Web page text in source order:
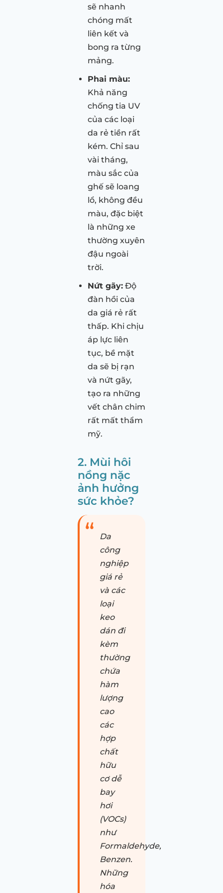
sẽ nhanh
chóng mất
liên kết và
bong ra từng
mảng.
Phai màu:
Khả năng
chống tia UV
của các loại
da rẻ tiền rất
kém. Chỉ sau
vài tháng,
màu sắc của
ghế sẽ loang
lổ, không đều
màu, đặc biệt
là những xe
thường xuyên
đậu ngoài
trời.
Nứt gãy: Độ
đàn hồi của
da giá rẻ rất
thấp. Khi chịu
áp lực liên
tục, bề mặt
da sẽ bị rạn
và nứt gãy,
tạo ra những
vết chân chim
rất mất thẩm
mỹ.
2. Mùi hôi
nồng nặc
ảnh hưởng
sức khỏe?
Da
công
nghiệp
giá rẻ
và các
loại
keo
dán đi
kèm
thường
chứa
hàm
lượng
cao
các
hợp
chất
hữu
cơ dễ
bay
hơi
(VOCs)
như
Formaldehyde,
Benzen.
Những
hóa